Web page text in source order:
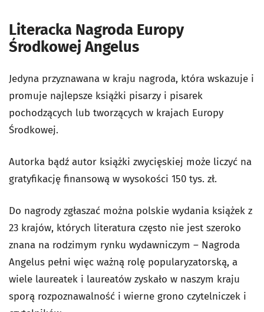
Literacka Nagroda Europy
Środkowej Angelus
Jedyna przyznawana w kraju nagroda, która wskazuje i
promuje najlepsze książki pisarzy i pisarek
pochodzących lub tworzących w krajach Europy
Środkowej.
Autorka bądź autor książki zwycięskiej może liczyć na
gratyfikację finansową w wysokości 150 tys. zł.
Do nagrody zgłaszać można polskie wydania książek z
23 krajów, których literatura często nie jest szeroko
znana na rodzimym rynku wydawniczym – Nagroda
Angelus pełni więc ważną rolę popularyzatorską, a
wiele laureatek i laureatów zyskało w naszym kraju
sporą rozpoznawalność i wierne grono czytelniczek i